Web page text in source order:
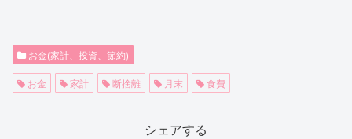
お金(家計、投資、節約)
お金 家計 断捨離 月末 食費
シェアする